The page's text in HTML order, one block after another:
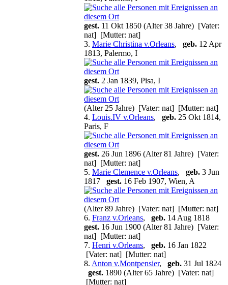
gest. 11 Okt 1850 (Alter 38 Jahre) [Vater:
nat] [Mutter: nat]
3. Marie Christina v.Orleans, geb. 12 Apr
1813, Palermo, I
gest. 2 Jan 1839, Pisa, I
(Alter 25 Jahre) [Vater: nat] [Mutter: nat]
4. Louis.IV v.Orleans, geb. 25 Okt 1814,
Paris, F
gest. 26 Jun 1896 (Alter 81 Jahre) [Vater:
nat] [Mutter: nat]
5. Marie Clemence v.Orleans, geb. 3 Jun
1817 gest. 16 Feb 1907, Wien, A
(Alter 89 Jahre) [Vater: nat] [Mutter: nat]
6. Franz v.Orleans, geb. 14 Aug 1818
gest. 16 Jun 1900 (Alter 81 Jahre) [Vater:
nat] [Mutter: nat]
7. Henri v.Orleans, geb. 16 Jan 1822
[Vater: nat] [Mutter: nat]
8. Anton v.Montpensier, geb. 31 Jul 1824
gest. 1890 (Alter 65 Jahre) [Vater: nat]
[Mutter: nat]